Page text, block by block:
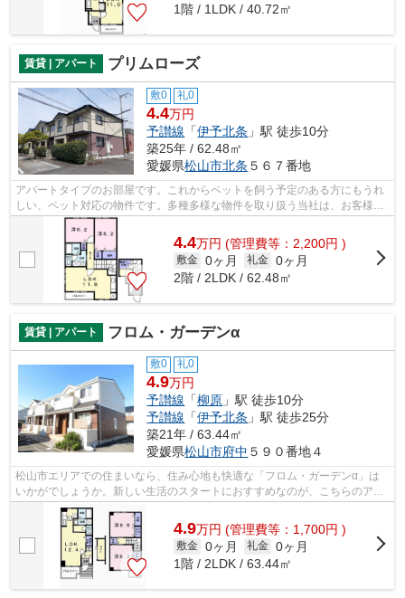
1階 / 1LDK / 40.72㎡
賃貸 | アパート プリムローズ
敷0 礼0
4.4万円
予讃線 「伊予北条 」駅 徒歩10分
築25年 / 62.48㎡
愛媛県松山市北条 ５６７番地
アパートタイプのお部屋です。これからペットを飼う予定のある方にもうれ
しい、ペット対応の物件です。多種多様な物件を取り扱う当社は、お客様の
ご希望に適した物件のご紹介をさせて...
4.4万円 (管理費等：2,200円 )
敷金 0ヶ月 礼金 0ヶ月
2階 / 2LDK / 62.48㎡
賃貸 | アパート フロム・ガーデンα
敷0 礼0
4.9万円
予讃線 「柳原 」駅 徒歩10分
予讃線 「伊予北条 」駅 徒歩25分
築21年 / 63.44㎡
愛媛県松山市府中 ５９０番地４
松山市エリアでの住まいなら、住み心地も快適な「フロム・ガーデンα」は
いかがでしょうか。新しい生活のスタートにおすすめなのが、こちらのアパ
ートです。賃貸住宅情報をお探しの方で...
4.9万円 (管理費等：1,700円 )
敷金 0ヶ月 礼金 0ヶ月
1階 / 2LDK / 63.44㎡